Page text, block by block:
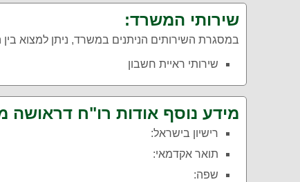
שירותי המשרד:
במסגרת השירותים הניתנים במשרד, ניתן למצוא
שירותי ראיית חשבון
מידע נוסף אודות רו"ח דראושה
רישיון בישראל:
תואר אקדמאי:
שפה: